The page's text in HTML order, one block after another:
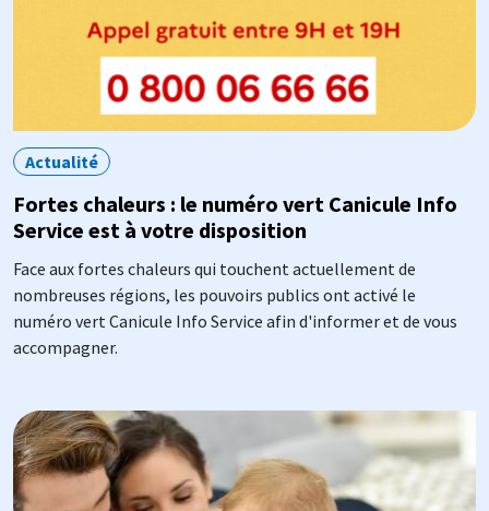
Actualité
Fortes chaleurs : le numéro vert Canicule Info
Service est à votre disposition
Face aux fortes chaleurs qui touchent actuellement de
nombreuses régions, les pouvoirs publics ont activé le
numéro vert Canicule Info Service afin d'informer et de vous
accompagner.
Image